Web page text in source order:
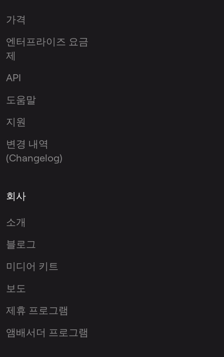
가격
엔터프라이즈 요금
제
API
도움말
지원
변경 내역
(Changelog)
회사
소개
블로그
미디어 키트
보도
제휴 프로그램
앰배서더 프로그램